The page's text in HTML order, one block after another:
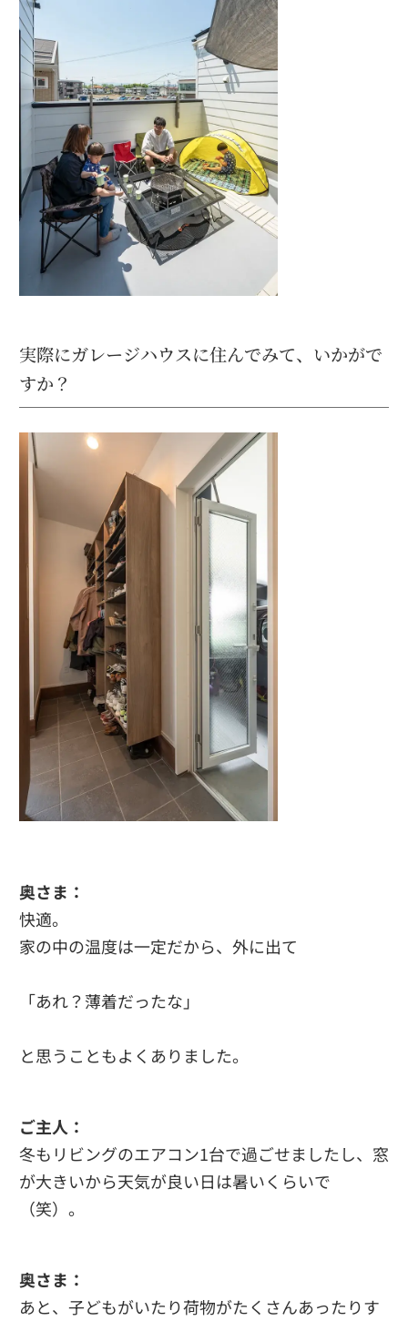
実際にガレージハウスに住んでみて、いかがで
すか？
奥さま：
快適。
家の中の温度は一定だから、外に出て
「あれ？薄着だったな」
と思うこともよくありました。
ご主人：
冬もリビングのエアコン1台で過ごせましたし、窓
が大きいから天気が良い日は暑いくらいで
（笑）。
奥さま：
あと、子どもがいたり荷物がたくさんあったりす